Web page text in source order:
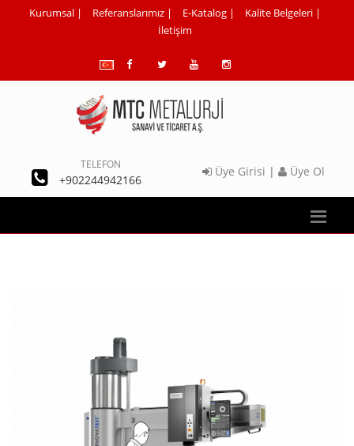
Kurumsal | Referanslarımız | E-Katalog | Kalite Belgeleri |
İletişim
TELEFON
+902244942166
Üye Girisi | Üye Ol